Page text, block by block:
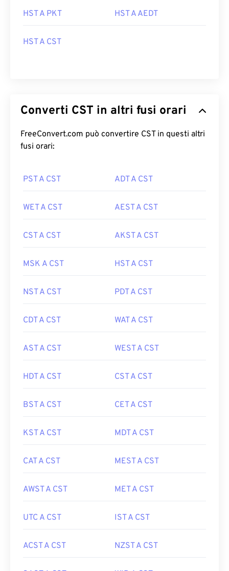
HST A PKT HST A AEDT
HST A CST
Converti CST in altri fusi orari
FreeConvert.com può convertire CST in questi altri
fusi orari:
PST A CST ADT A CST
WET A CST AEST A CST
CST A CST AKST A CST
MSK A CST HST A CST
NST A CST PDT A CST
CDT A CST WAT A CST
AST A CST WEST A CST
HDT A CST CST A CST
BST A CST CET A CST
KST A CST MDT A CST
CAT A CST MEST A CST
AWST A CST MET A CST
UTC A CST IST A CST
ACST A CST NZST A CST